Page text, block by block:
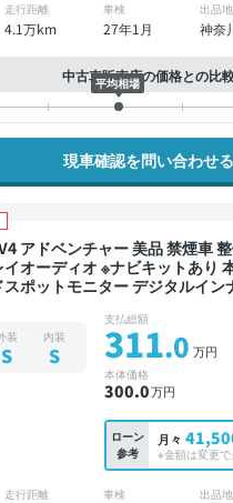
走行距離
4.1万km
車検
27年1月
出品
神奈
中古車販売店の価格との比
平均相場
現車確認を問い合わせる
チャー 美品 禁煙車 整備記録簿あり
オーディオ ※ナビキットあり
ポットモニター デジタルイン
位カメラ ドライブレコーダー 衝
装
S
内装
S
支払総額
311.0 万円
本体価格
300.0万円
ローン
参考
月々
※金額は変更で
走行距離 車検 出品